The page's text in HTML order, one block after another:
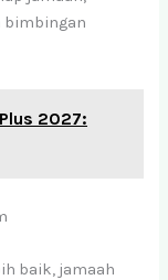
bimbingan
2027:
baik, jamaah